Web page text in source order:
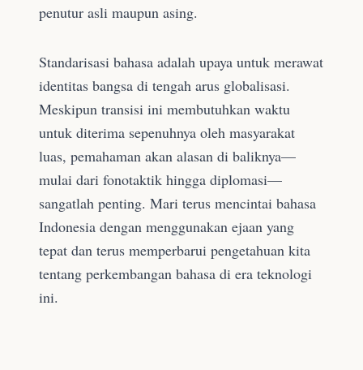
penutur asli maupun asing.
Standarisasi bahasa adalah upaya untuk merawat
identitas bangsa di tengah arus globalisasi.
Meskipun transisi ini membutuhkan waktu
untuk diterima sepenuhnya oleh masyarakat
luas, pemahaman akan alasan di baliknya—
mulai dari fonotaktik hingga diplomasi—
sangatlah penting. Mari terus mencintai bahasa
Indonesia dengan menggunakan ejaan yang
tepat dan terus memperbarui pengetahuan kita
tentang perkembangan bahasa di era teknologi
ini.